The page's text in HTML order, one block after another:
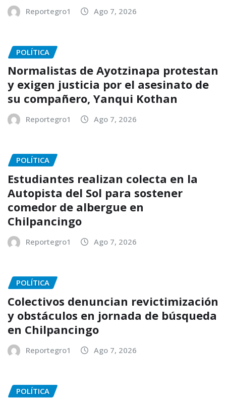
Reportegro1 Ago 7, 2026
POLÍTICA
Normalistas de Ayotzinapa protestan
y exigen justicia por el asesinato de
su compañero, Yanqui Kothan
Reportegro1 Ago 7, 2026
POLÍTICA
Estudiantes realizan colecta en la
Autopista del Sol para sostener
comedor de albergue en
Chilpancingo
Reportegro1 Ago 7, 2026
POLÍTICA
Colectivos denuncian revictimización
y obstáculos en jornada de búsqueda
en Chilpancingo
Reportegro1 Ago 7, 2026
POLÍTICA